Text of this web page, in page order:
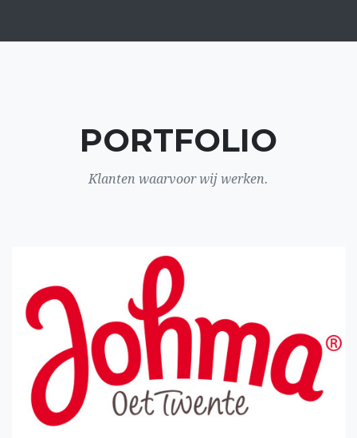
PORTFOLIO
Klanten waarvoor wij werken.